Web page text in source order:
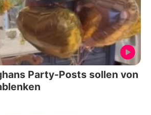
Party-Posts sollen von